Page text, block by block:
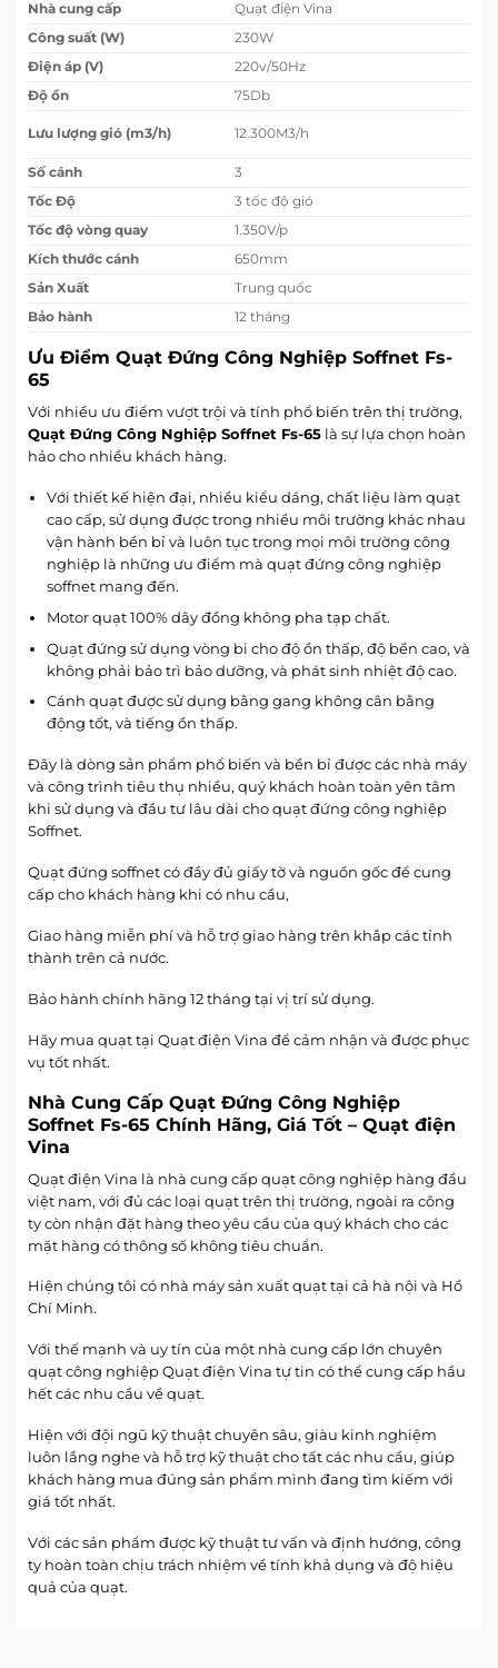
Nhà cung cấp
Quạt điện Vina
Công suất (W)
230W
Điện áp (V)
220v/50Hz
Độ ồn
75Db
Lưu lượng gió (m3/h) 12.300M3/h
Số cánh
3
Tốc Độ
3 tốc độ gió
Tốc độ vòng quay
1.350V/p
Kích thước cánh
650mm
Sản Xuất
Trung quốc
Bảo hành
12 tháng
Ưu Điểm Quạt Đứng Công Nghiệp Soffnet Fs-
65
Với nhiều ưu điểm vượt trội và tính phổ biến trên thị trường,
Quạt Đứng Công Nghiệp Soffnet Fs-65 là sự lựa chọn hoàn
hảo cho nhiều khách hàng.
Với thiết kế hiện đại, nhiều kiểu dáng, chất liệu làm quạt
cao cấp, sử dụng được trong nhiều môi trường khác nhau
vận hành bền bỉ và luôn tục trong mọi môi trường công
nghiệp là những ưu điểm mà quạt đứng công nghiệp
soffnet mang đến.
Motor quạt 100% dây đồng không pha tạp chất.
Quạt đứng sử dụng vòng bi cho độ ồn thấp, độ bền cao, và
không phải bảo trì bảo dưỡng, và phát sinh nhiệt độ cao.
Cánh quạt được sử dụng bằng gang không cân bằng
động tốt, và tiếng ồn thấp.
Đây là dòng sản phẩm phổ biến và bền bỉ được các nhà máy
và công trình tiêu thụ nhiều, quý khách hoàn toàn yên tâm
khi sử dụng và đầu tư lâu dài cho quạt đứng công nghiệp
Soffnet.
Quạt đứng soffnet có đầy đủ giấy tờ và nguồn gốc để cung
cấp cho khách hàng khi có nhu cầu,
Giao hàng miễn phí và hỗ trợ giao hàng trên khắp các tỉnh
thành trên cả nước.
Bảo hành chính hãng 12 tháng tại vị trí sử dụng.
Hãy mua quạt tại Quạt điện Vina để cảm nhận và được phục
vụ tốt nhất.
Nhà Cung Cấp Quạt Đứng Công Nghiệp
Soffnet Fs-65 Chính Hãng, Giá Tốt – Quạt điện
Vina
Quạt điện Vina là nhà cung cấp quạt công nghiệp hàng đầu
việt nam, với đủ các loại quạt trên thị trường, ngoài ra công
ty còn nhận đặt hàng theo yêu cầu của quý khách cho các
mặt hàng có thông số không tiêu chuẩn.
Hiện chúng tôi có nhà máy sản xuất quạt tại cả hà nội và Hồ
Chí Minh.
Với thế mạnh và uy tín của một nhà cung cấp lớn chuyên
quạt công nghiệp Quạt điện Vina tự tin có thể cung cấp hầu
hết các nhu cầu về quạt.
Hiện với đội ngũ kỹ thuật chuyên sâu, giàu kinh nghiệm
luôn lắng nghe và hỗ trợ kỹ thuật cho tất các nhu cầu, giúp
khách hàng mua đúng sản phẩm mình đang tìm kiếm với
giá tốt nhất.
Với các sản phẩm được kỹ thuật tư vấn và định hướng, công
ty hoàn toàn chịu trách nhiệm về tính khả dụng và độ hiệu
quả của quạt.